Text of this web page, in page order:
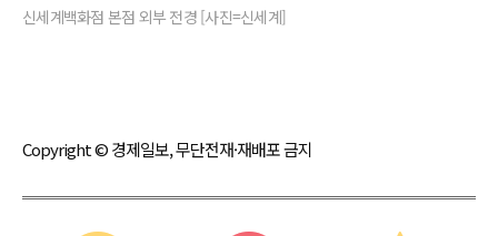
신세계백화점 본점 외부 전경 [사진=신세계]
Copyright © 경제일보, 무단전재·재배포 금지